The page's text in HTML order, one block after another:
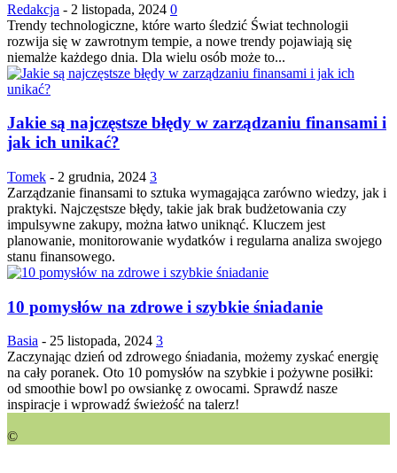
Redakcja - 2 listopada, 2024 0
Trendy technologiczne, które warto śledzić Świat technologii
rozwija się w zawrotnym tempie, a nowe trendy pojawiają się
niemalże każdego dnia. Dla wielu osób może to...
Jakie są najczęstsze błędy w zarządzaniu finansami i
jak ich unikać?
Tomek - 2 grudnia, 2024 3
Zarządzanie finansami to sztuka wymagająca zarówno wiedzy, jak i
praktyki. Najczęstsze błędy, takie jak brak budżetowania czy
impulsywne zakupy, można łatwo uniknąć. Kluczem jest
planowanie, monitorowanie wydatków i regularna analiza swojego
stanu finansowego.
10 pomysłów na zdrowe i szybkie śniadanie
Basia - 25 listopada, 2024 3
Zaczynając dzień od zdrowego śniadania, możemy zyskać energię
na cały poranek. Oto 10 pomysłów na szybkie i pożywne posiłki:
od smoothie bowl po owsiankę z owocami. Sprawdź nasze
inspiracje i wprowadź świeżość na talerz!
©